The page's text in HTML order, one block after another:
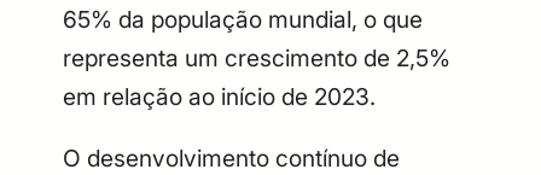
65% da população mundial, o que
representa um crescimento de 2,5%
em relação ao início de 2023.
O desenvolvimento contínuo de